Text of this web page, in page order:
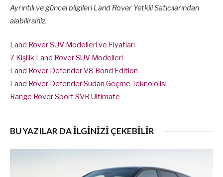
Ayrıntılı ve güncel bilgileri Land Rover Yetkili Satıcılarından
alabilirsiniz.
Land Rover SUV Modelleri ve Fiyatları
7 Kişilik Land Rover SUV Modelleri
Land Rover Defender V8 Bond Edition
Land Rover Defender Sudan Geçme Teknolojisi
Range Rover Sport SVR Ultimate
BU YAZILAR DA İLGİNİZİ ÇEKEBİLİR